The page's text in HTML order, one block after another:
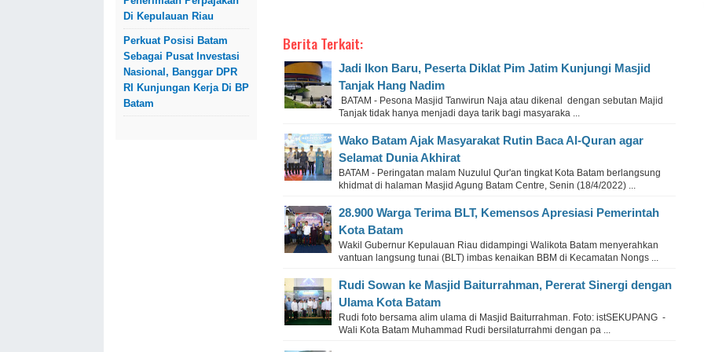
Di Kepulauan Riau
Perkuat Posisi Batam
Sebagai Pusat Investasi
Nasional, Banggar DPR
RI Kunjungan Kerja Di BP
Batam
Berita Terkait:
Jadi Ikon Baru, Peserta Diklat Pim Jatim Kunjungi Masjid
Tanjak Hang Nadim
BATAM - Pesona Masjid Tanwirun Naja atau dikenal dengan sebutan Majid
Tanjak tidak hanya menjadi daya tarik bagi masyaraka ...
Wako Batam Ajak Masyarakat Rutin Baca Al-Quran agar
Selamat Dunia Akhirat
BATAM - Peringatan malam Nuzulul Qur'an tingkat Kota Batam berlangsung
khidmat di halaman Masjid Agung Batam Centre, Senin (18/4/2022) ...
28.900 Warga Terima BLT, Kemensos Apresiasi Pemerintah
Kota Batam
Wakil Gubernur Kepulauan Riau didampingi Walikota Batam menyerahkan
vantuan langsung tunai (BLT) imbas kenaikan BBM di Kecamatan Nongs ...
Rudi Sowan ke Masjid Baiturrahman, Pererat Sinergi dengan
Ulama Kota Batam
Rudi foto bersama alim ulama di Masjid Baiturrahman. Foto: istSEKUPANG -
Wali Kota Batam Muhammad Rudi bersilaturrahmi dengan pa ...